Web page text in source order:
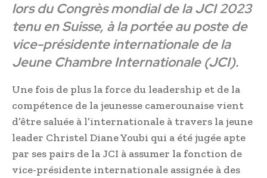
lors du Congrès mondial de la JCI 2023
tenu en Suisse, à la portée au poste de
vice-présidente internationale de la
Jeune Chambre Internationale (JCI).
Une fois de plus la force du leadership et de la
compétence de la jeunesse camerounaise vient
d’être saluée à l’internationale à travers la jeune
leader Christel Diane Youbi qui a été jugée apte
par ses pairs de la JCI à assumer la fonction de
vice-présidente internationale assignée à des